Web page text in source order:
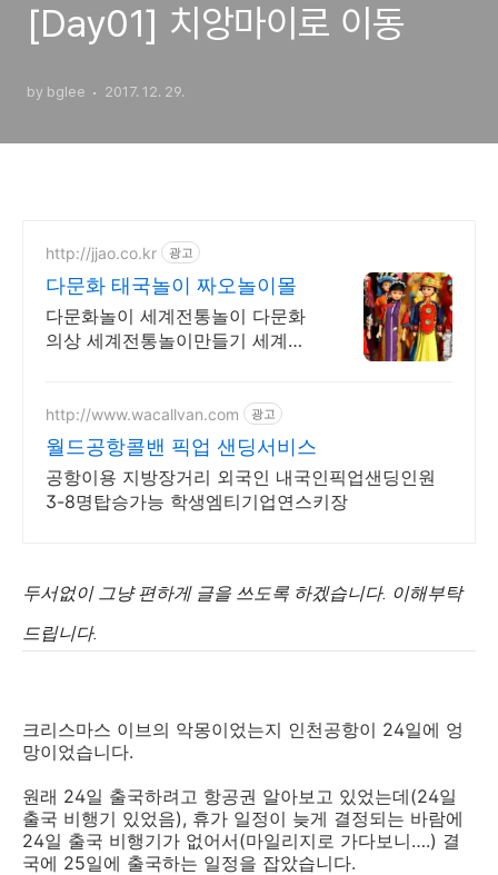
[Day01] 치앙마이로 이동
by bglee 2017. 12. 29.
http://jjao.co.kr 광고
다문화 태국놀이 짜오놀이몰
다문화놀이 세계전통놀이 다문화
의상 세계전통놀이만들기 세계전
http://www.wacallvan.com 광고
월드공항콜밴 픽업 샌딩서비스
공항이용 지방장거리 외국인 내국인픽업샌딩인원
3-8명탑승가능 학생엠티기업연스키장
두서없이 그냥 편하게 글을 쓰도록 하겠습니다. 이해부탁
드립니다.
크리스마스 이브의 악몽이었는지 인천공항이 24일에 엉
망이었습니다.
원래 24일 출국하려고 항공권 알아보고 있었는데(24일
출국 비행기 있었음), 휴가 일정이 늦게 결정되는 바람에
24일 출국 비행기가 없어서(마일리지로 가다보니….) 결
국에 25일에 출국하는 일정을 잡았습니다.